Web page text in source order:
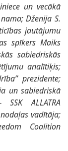
un vecākā
Dženija S.
jautājumu
spīkers Maiks
sabiedriskās
analītiķis;
prezidente;
un sabiedriskā
ALLATRA
vadītāja;
Coalition